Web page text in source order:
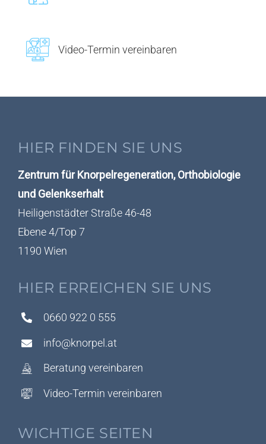
Video-Termin vereinbaren
HIER FINDEN SIE UNS
Zentrum für Knorpelregeneration, Orthobiologie
und Gelenkserhalt
Heiligenstädter Straße 46-48
Ebene 4/Top 7
1190 Wien
HIER ERREICHEN SIE UNS
0660 922 0 555
info@knorpel.at
Beratung vereinbaren
Video-Termin vereinbaren
WICHTIGE SEITEN